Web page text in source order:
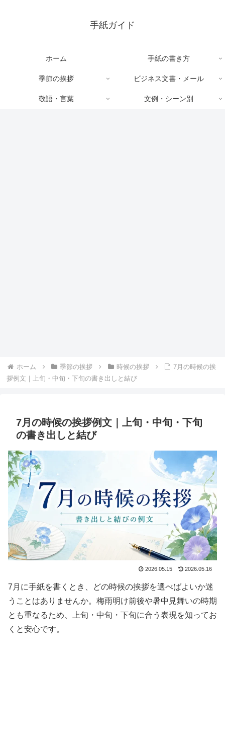
手紙ガイド
ホーム 手紙の書き方
季節の挨拶 ビジネス文書・メール
敬語・言葉 文例・シーン別
ホーム 季節の挨拶 時候の挨拶
7月の時候の挨
拶例文｜上旬・中旬・下旬の書き出しと結び
7月の時候の挨拶例文｜上旬・中旬・下旬
の書き出しと結び
2026.05.15 2026.05.16
7月に手紙を書くとき、どの時候の挨拶を選べばよいか迷
うことはありませんか。梅雨明け前後や暑中見舞いの時期
とも重なるため、上旬・中旬・下旬に合う表現を知ってお
くと安心です。